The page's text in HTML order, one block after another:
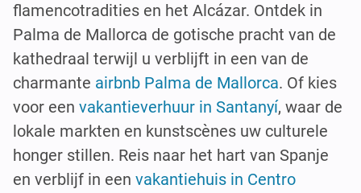
flamencotradities en het Alcázar. Ontdek in
Palma de Mallorca de gotische pracht van de
kathedraal terwijl u verblijft in een van de
charmante airbnb Palma de Mallorca. Of kies
voor een vakantieverhuur in Santanyí, waar de
lokale markten en kunstscènes uw culturele
honger stillen. Reis naar het hart van Spanje
en verblijf in een vakantiehuis in Centro